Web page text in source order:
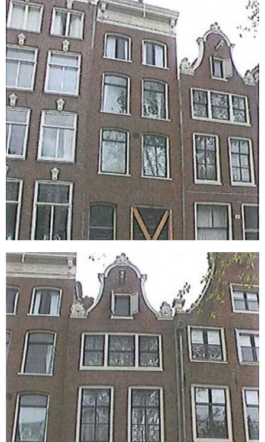
Keizersgracht 406
Amsterdam
Keizersgracht 404
Amsterdam